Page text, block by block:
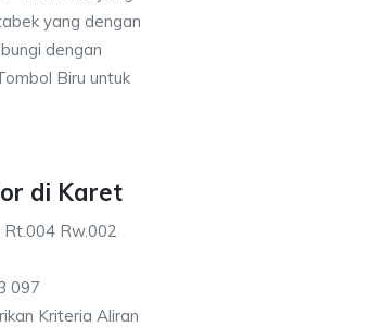
yang dengan
dengan
Biru untuk
di Karet
Rt.004 Rw.002
097
Kriteria Aliran